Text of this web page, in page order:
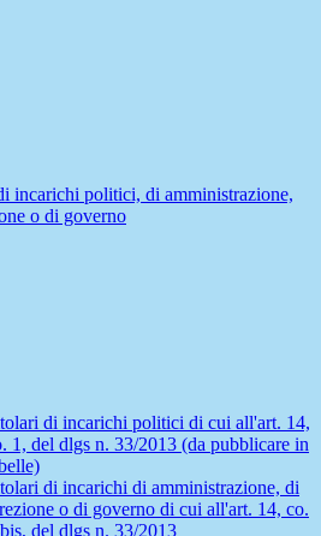
incarichi politici, di amministrazione,
o di governo
di incarichi politici di cui all'art. 14,
1, del dlgs n. 33/2013 (da pubblicare in
di incarichi di amministrazione, di
o di governo di cui all'art. 14, co.
del dlgs n. 33/2013